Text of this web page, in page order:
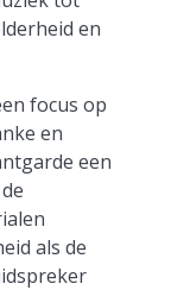
en
focus op
en
een
als de